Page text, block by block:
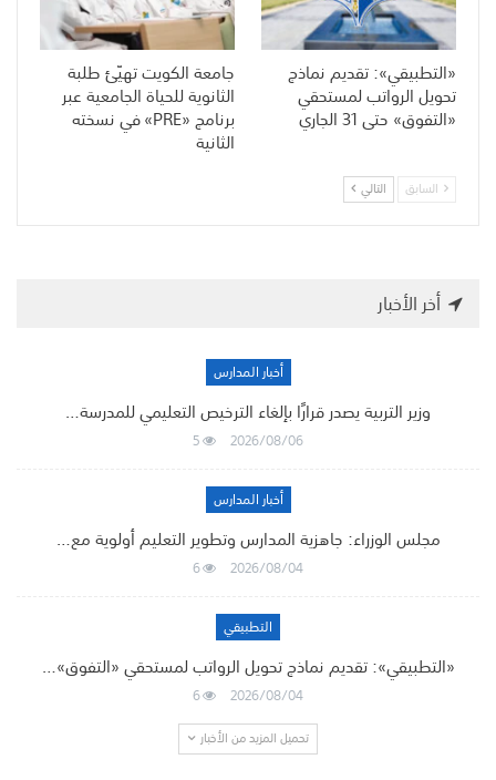
«التطبيقي»: تقديم نماذج
تحويل الرواتب لمستحقي
«التفوق» حتى 31 الجاري
جامعة الكويت تهيّئ طلبة
الثانوية للحياة الجامعية عبر
برنامج «PRE» في نسخته
الثانية
السابق التالي
أخر الأخبار
أخبار المدارس
وزير التربية يصدر قرارًا بإلغاء الترخيص التعليمي للمدرسة…
2026/08/06
5
أخبار المدارس
مجلس الوزراء: جاهزية المدارس وتطوير التعليم أولوية مع…
2026/08/04
6
التطبيقي
«التطبيقي»: تقديم نماذج تحويل الرواتب لمستحقي «التفوق»…
2026/08/04
6
تحميل المزيد من الأخبار